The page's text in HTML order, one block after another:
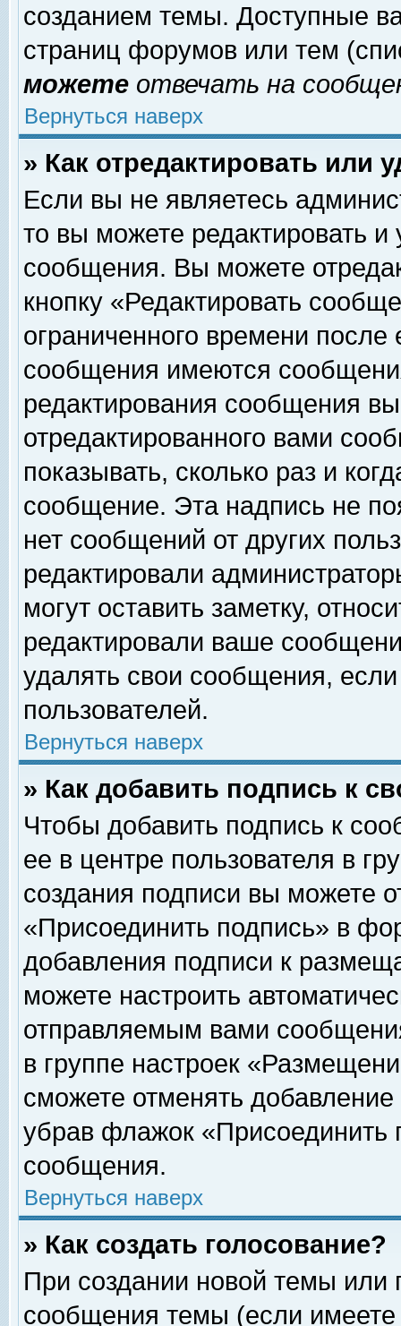
созданием темы. Доступные
страниц форумов или тем
можете отвечать на
Вернуться наверх
» Как отредактировать или
Если вы не являетесь
то вы можете редактировать и
сообщения. Вы можете
кнопку «Редактировать
ограниченного времени
сообщения имеются
редактирования сообщения
отредактированного вами
показывать, сколько раз и
сообщение. Эта надпись не
нет сообщений от других
редактировали
могут оставить заметку,
редактировали ваше
удалять свои сообщения,
пользователей.
Вернуться наверх
» Как добавить подпись к
Чтобы добавить подпись к
ее в центре пользователя в
создания подписи вы можете
«Присоединить подпись» в
добавления подписи к
можете настроить
отправляемым вами
в группе настроек
сможете отменять
убрав флажок «Присоединить
сообщения.
Вернуться наверх
» Как создать голосование?
При создании новой темы или
сообщения темы (если